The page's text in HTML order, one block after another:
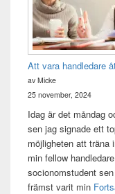
Att vara handledare
av Micke
25 november, 2024
Idag är det måndag
sen jag signade ett
möjligheten att träna
min fellow
socionomstudent
främst varit min